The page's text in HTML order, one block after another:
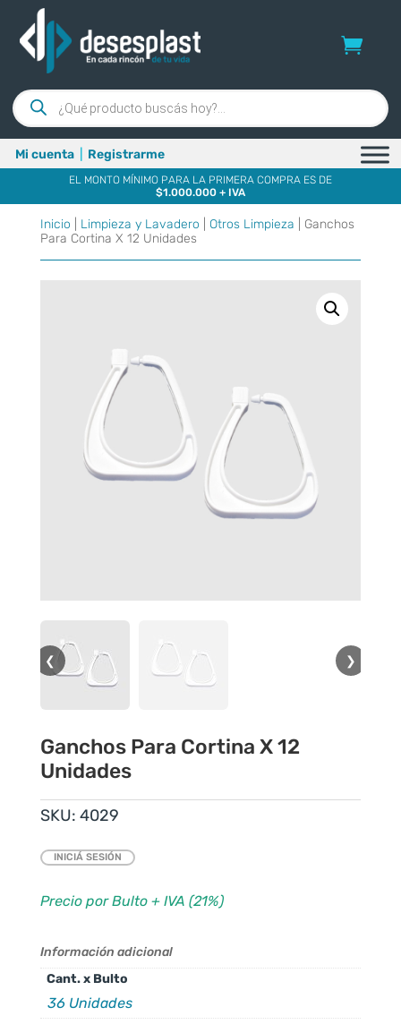
Búsqueda
de
productos
Mi cuenta Registrarme
EL MONTO MÍNIMO PARA LA PRIMERA COMPRA ES DE
$1.000.000 + IVA
Inicio Limpieza y Lavadero Otros Limpieza | Ganchos
Para Cortina X 12 Unidades
❮ ❯
Ganchos Para Cortina X 12
Unidades
SKU: 4029
INICIÁ SESIÓN
Precio por Bulto + IVA (21%)
Información adicional
Cant. x Bulto
36 Unidades